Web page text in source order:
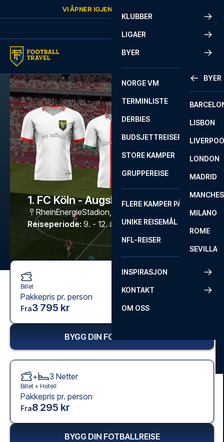
VI ÅPNER IGJEN
KLUBBER
LIGAER
BYER
BYER
LISBON
LONDON
MADRID
MILANO
ROME
SEVILLA
NORGE VM
TERMINLISTE
DERBIES
BUDSJETTREISER
STORE KAMPER
GRUPPEREISE
FLERE KAMPER PÅ ÉN REISE
UNIKE REISEMÅL
NFL-REISER
INSPIRASJON
KONTAKT
OM OSS
1. FC Köln - Augsburg
RheinEnergieStadion,
Reiseperiode: 9. - 12. apr. 2027
Billet
Pakkepris pr. person
Fra3 795 kr
BYGG DIN FOTBALLREISE
+ 3 Netter
Billet + Hotell
Pakkepris pr. person
Fra8 295 kr
BYGG DIN FOTBALLREISE